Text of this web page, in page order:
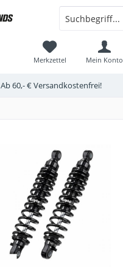
Ab 60,- € Versandkostenfrei!
Merkzettel Mein Konto